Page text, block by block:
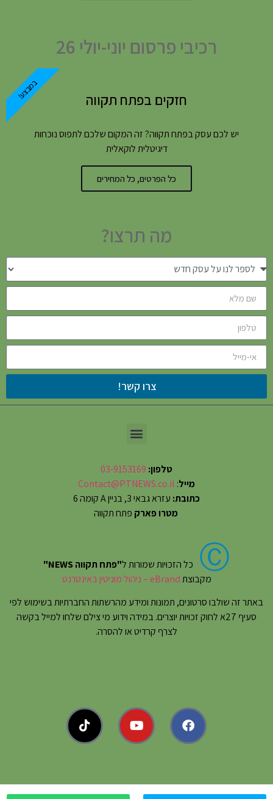
רכיבי פרסום יוני-יולי 26
חזקים בפתח תקווה
יש לכם עסק בפתח תקווה? זה המקום שלכם לתפוס נוכחות
דיגיטלית לוקאלית
כל הפרטים, כל המחירים
במבצע!
מה תרצו?
צרו קשר!
טלפון: 03-9153169
מייל:
Contact@PTNEWS.co.il
כתובת: עזרא גבאי 3, בניין A קומה 6
מטרו פארק פתח תקווה
Ⓒ כל הזכויות שמורות ל"פתח תקווה NEWS"
מקבוצתeBrand – ניהול מוניטין באינטרנט
באתר זה שולבו סרטונים, תמונות ומידע מהרשתות החברתיות בשימוש לפי
סעיף 27א לחוק זכויות יוצרים. במידה וידוע מי צילם שלחו למייל בקשה
לצרף קרדיט או להסרה.